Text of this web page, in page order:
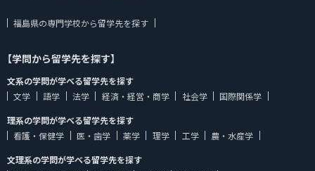
福島県の専門学校から留学先を探す
【学問から留学先を探す】
文系の学問が学べる留学先を探す
文学
語学 法学 経済・経営・商学 社会学
国際関係学
理系の学問が学べる留学先を探す
看護・保健学
医・歯学 薬学 理学 工学
農・水産学
文理系の学問が学べる留学先を探す